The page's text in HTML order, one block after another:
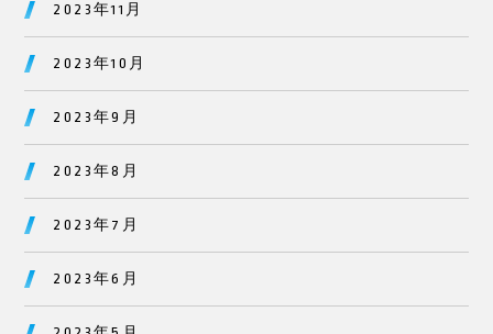
2023年11月
2023年10月
2023年9月
2023年8月
2023年7月
2023年6月